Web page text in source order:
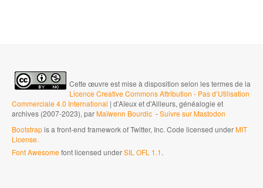
Cette œuvre est mise à disposition selon les termes de la
Licence Creative Commons Attribution - Pas d’Utilisation
Commerciale 4.0 International | d'Aïeux et d'Ailleurs, généalogie et
archives (2007-2023), parMaïwenn Bourdic -Suivre sur Mastodon
Bootstrapis a front-end framework of Twitter, Inc. Code licensed underMIT
License.
Font Awesomefont licensed underSIL OFL 1.1.